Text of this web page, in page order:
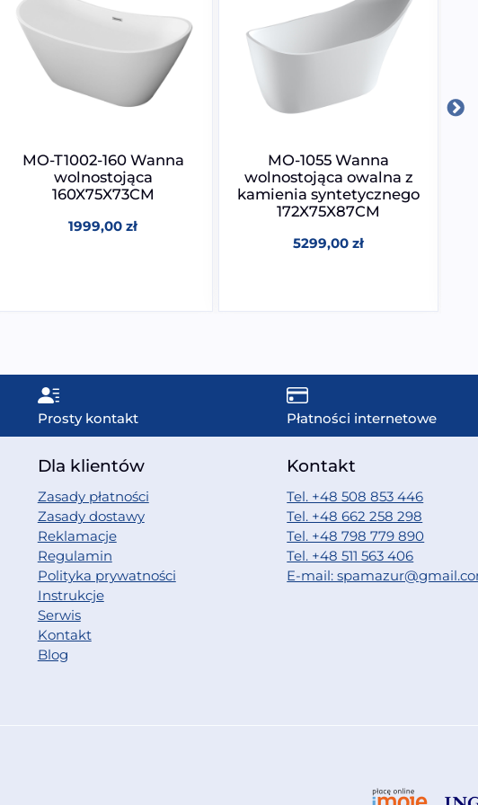
MO-T1002-160 Wanna
wolnostojąca
160X75X73CM
1999,00 zł
MO-1055 Wanna
wolnostojąca owalna z
kamienia syntetycznego
172X75X87CM
5299,00 zł
Prosty kontakt Płatności internetowe
Dla klientów
Zasady płatności
Zasady dostawy
Reklamacje
Regulamin
Polityka prywatności
Instrukcje
Serwis
Kontakt
Blog
Kontakt
Tel. +48 508 853 446
Tel. +48 662 258 298
Tel. +48 798 779 890
Tel. +48 511 563 406
E-mail: